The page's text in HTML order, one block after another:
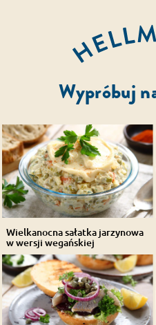
Wypróbuj
Wielkanocna sałatka jarzynowa
w wersji wegańskiej